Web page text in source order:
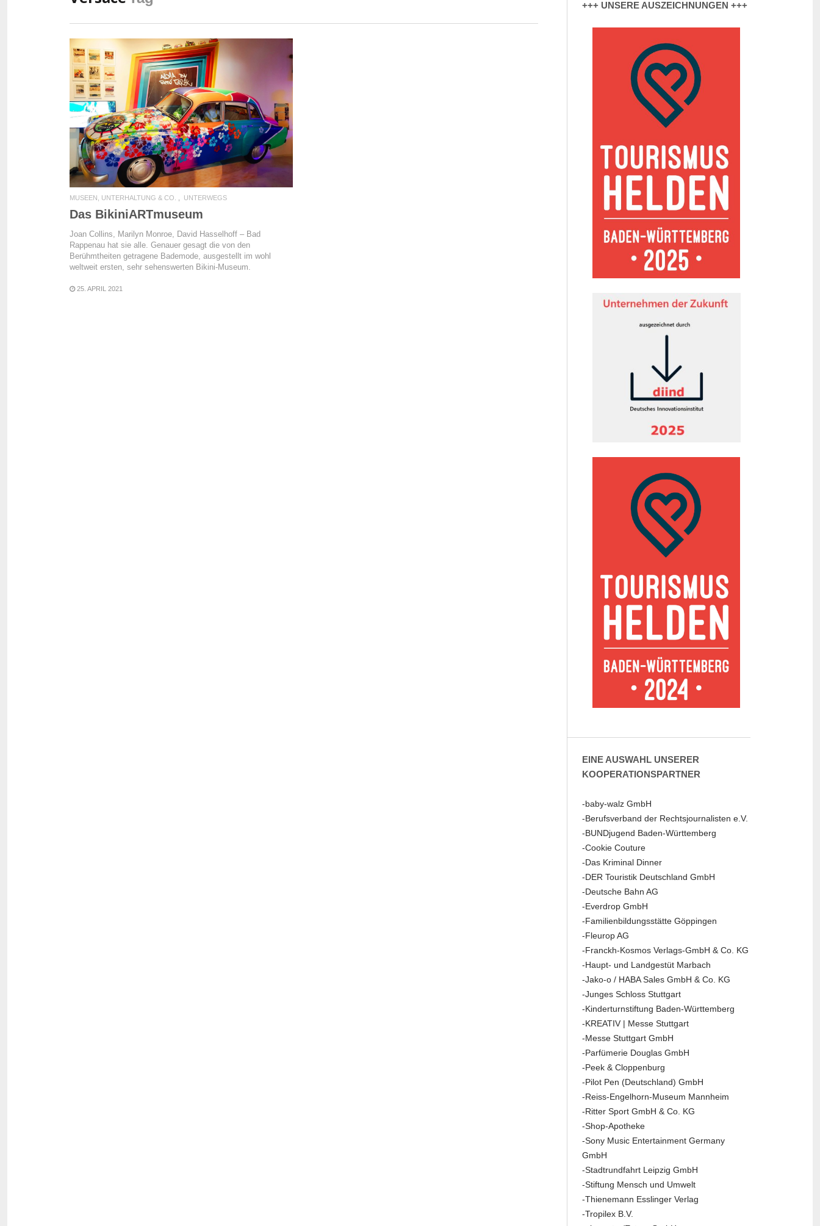
READ MORE
MUSEEN, UNTERHALTUNG & CO. UNTERWEGS
Das BikiniARTmuseum
Joan Collins, Marilyn Monroe, David Hasselhoff – Bad
Rappenau hat sie alle. Genauer gesagt die von den
Berühmtheiten getragene Bademode, ausgestellt im wohl
weltweit ersten, sehr sehenswerten Bikini-Museum.
25. APRIL 2021
+++ UNSERE AUSZEICHNUNGEN +++
EINE AUSWAHL UNSERER
KOOPERATIONSPARTNER
-baby-walz GmbH
-Berufsverband der Rechtsjournalisten e.V.
-BUNDjugend Baden-Württemberg
-Cookie Couture
-Das Kriminal Dinner
-DER Touristik Deutschland GmbH
-Deutsche Bahn AG
-Everdrop GmbH
-Familienbildungsstätte Göppingen
-Fleurop AG
-Franckh-Kosmos Verlags-GmbH & Co. KG
-Haupt- und Landgestüt Marbach
-Jako-o / HABA Sales GmbH & Co. KG
-Junges Schloss Stuttgart
-Kinderturnstiftung Baden-Württemberg
-KREATIV | Messe Stuttgart
-Messe Stuttgart GmbH
-Parfümerie Douglas GmbH
-Peek & Cloppenburg
-Pilot Pen (Deutschland) GmbH
-Reiss-Engelhorn-Museum Mannheim
-Ritter Sport GmbH & Co. KG
-Shop-Apotheke
-Sony Music Entertainment Germany
GmbH
-Stadtrundfahrt Leipzig GmbH
-Stiftung Mensch und Umwelt
-Thienemann Esslinger Verlag
-Tropilex B.V.